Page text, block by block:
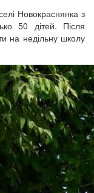
Новокраснянка з
50 дітей. Після
на недільну школу